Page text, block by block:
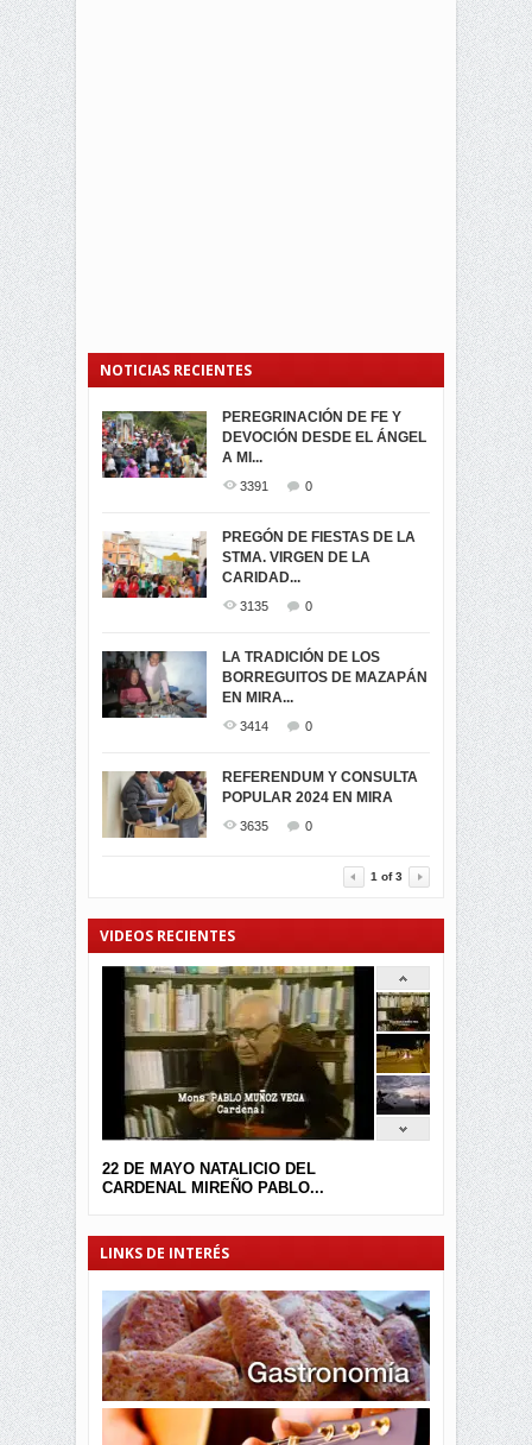
NOTICIAS RECIENTES
PEREGRINACIÓN DE FE Y
DEVOCIÓN DESDE EL ÁNGEL
A MI...
3391 0
PREGÓN DE FIESTAS DE LA
STMA. VIRGEN DE LA
CARIDAD...
3135 0
LA TRADICIÓN DE LOS
BORREGUITOS DE MAZAPÁN
EN MIRA...
3414 0
REFERENDUM Y CONSULTA
POPULAR 2024 EN MIRA
3635 0
PROCESIÓN DE LA VIRGEN
DE LA CARIDAD 2024
3062
-ENCENDIDO DEL ARBOL DE
...
MIRA
3440
TRIUNFO DE...
SEGUNDA VUELTA
ELECCIONES
PRESIDENCIALES 2023 EN
M...
ELECCION CRUCIAL:
SEGUNDA VUELTA
PRESIDENCIAL EL 1...
VIRTUALES ASAMBLEISTAS
POR LA PROVINCIA DEL
CARCHI...
MIRA.EC FUE
GALARDONADA
1 of3
VIDEOS RECIENTES
22 DE MAYO NATALICIO DEL
CARDENAL MIREÑO PABLO...
LINKS DE INTERÉS